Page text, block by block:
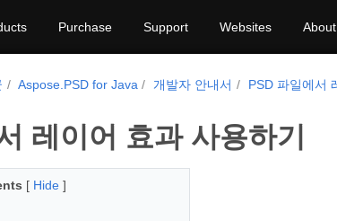
Purchase Support Websites About
Aspose.PSD for Java 개발자 안내서 PSD 파일에서
레이어 효과 사용하기
[ Hide ]